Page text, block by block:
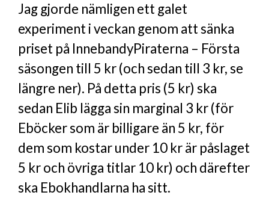
Jag gjorde nämligen ett galet
experiment i veckan genom att sänka
priset på InnebandyPiraterna – Första
säsongen till 5 kr (och sedan till 3 kr, se
längre ner). På detta pris (5 kr) ska
sedan Elib lägga sin marginal 3 kr (för
Eböcker som är billigare än 5 kr, för
dem som kostar under 10 kr är påslaget
5 kr och övriga titlar 10 kr) och därefter
ska Ebokhandlarna ha sitt.